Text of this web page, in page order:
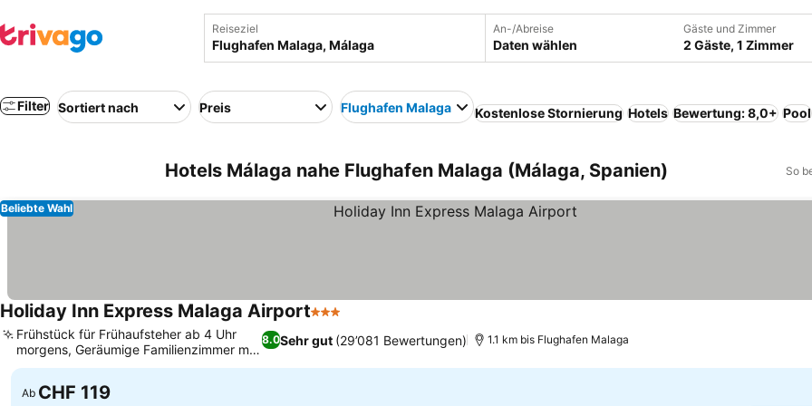
Reiseziel An-/Abreise
Daten wählen
Gäste und Zimmer
2 Gäste, 1 Zimmer
Filter Sortiert nach Preis Flughafen Malaga Kostenlose Stornierung Hotels Bewertung: 8,0+ Pool
Hotels Málaga nahe Flughafen Malaga (Málaga, Spanien) So
Beliebte Wahl
Holiday Inn Express Malaga Airport3 Sterne
8.0Sehr gut (29’081 Bewertungen)
Frühstück für Frühaufsteher ab 4 Uhr
morgens, Geräumige Familienzimmer mit
Schlafsofas
1.1 km bis Flughafen Malaga
Ab CHF 119